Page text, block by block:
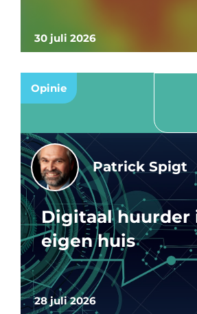
30 juli 2026
Opinie
28 juli 2026
Patrick Spigt
Digitaal huurder
eigen huis